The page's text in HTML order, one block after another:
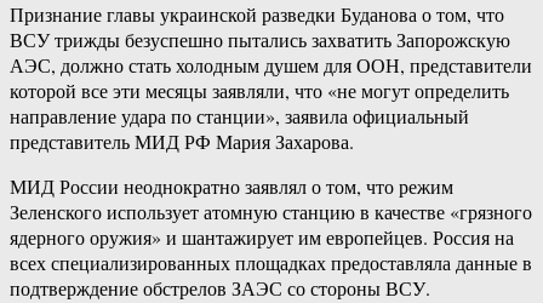
Признание главы украинской разведки Буданова о том, что
ВСУ трижды безуспешно пытались захватить Запорожскую
АЭС, должно стать холодным душем для ООН, представители
которой все эти месяцы заявляли, что «не могут определить
направление удара по станции», заявила официальный
представитель МИД РФ Мария Захарова.
МИД России неоднократно заявлял о том, что режим
Зеленского использует атомную станцию в качестве «грязного
ядерного оружия» и шантажирует им европейцев. Россия на
всех специализированных площадках предоставляла данные в
подтверждение обстрелов ЗАЭС со стороны ВСУ.